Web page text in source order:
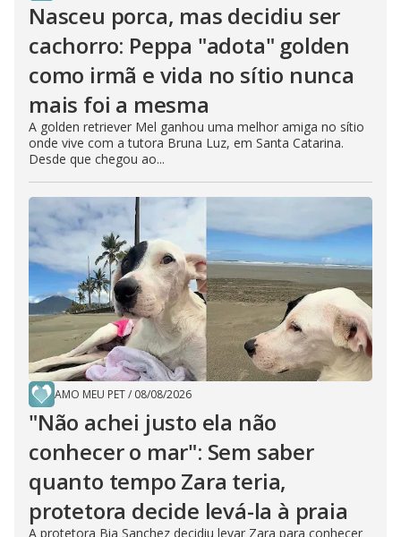
Nasceu porca, mas decidiu ser
cachorro: Peppa "adota" golden
como irmã e vida no sítio nunca
mais foi a mesma
A golden retriever Mel ganhou uma melhor amiga no sítio
onde vive com a tutora Bruna Luz, em Santa Catarina.
Desde que chegou ao...
AMO MEU PET/ 08/08/2026
"Não achei justo ela não
conhecer o mar": Sem saber
quanto tempo Zara teria,
protetora decide levá-la à praia
A protetora Bia Sanchez decidiu levar Zara para conhecer